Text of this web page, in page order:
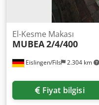
Eislingen/Fils 2.304 km
El-Kesme Makası
MUBEA2/4/400
Fiyat bilgisi